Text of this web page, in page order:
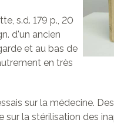
s.d. 179 p., 20
d'un ancien
et au bas de
en très
sur la médecine.
sur la stérilisation des